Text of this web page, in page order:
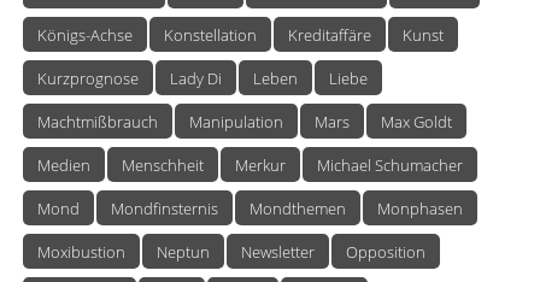
Königs-Achse
Konstellation Kreditaffäre
Kunst
Kurzprognose
Lady Di Leben
Liebe
Machtmißbrauch
Manipulation Mars
Max Goldt
Medien
Menschheit Merkur
Michael Schumacher
Mond
Mondfinsternis Mondthemen
Monphasen
Moxibustion
Neptun Newsletter
Opposition